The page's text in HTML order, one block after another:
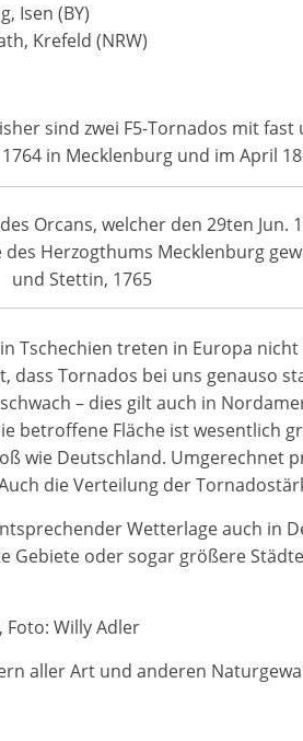
Isen (BY)
Krefeld (NRW)
sind zwei F5-Tornados mit
in Mecklenburg und im April
Orcans, welcher den 29ten Jun.
Herzogthums Mecklenburg
und Stettin, 1765
Tschechien treten in Europa
dass Tornados bei uns genauso
– dies gilt auch in
betroffene Fläche ist wesentlich
wie Deutschland. Umgerechnet
die Verteilung der
Wetterlage auch in
oder sogar größere
Foto: Willy Adler
aller Art und anderen